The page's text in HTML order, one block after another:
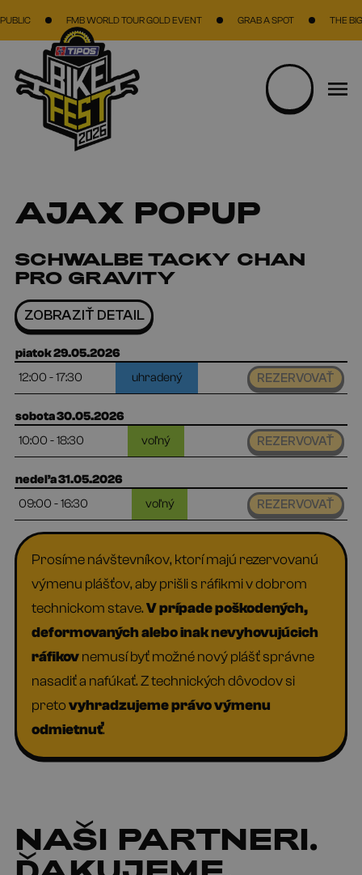
FMB WORLD TOUR GOLD EVENT GRAB A SPOT THE
AJAX POPUP
SCHWALBE TACKY CHAN
PRO GRAVITY
ZOBRAZIŤ DETAIL
piatok 29.05.2026
12:00 - 17:30
uhradený REZERVOVAŤ
sobota 30.05.2026
10:00 - 18:30
voľný REZERVOVAŤ
nedeľa 31.05.2026
09:00 - 16:30
voľný REZERVOVAŤ
Prosíme návštevníkov, ktorí majú rezervovanú
výmenu plášťov, aby prišli s ráfikmi v dobrom
technickom stave.V prípade poškodených,
deformovaných alebo inak nevyhovujúcich
ráfikovnemusí byť možné nový plášť správne
nasadiť a nafúkať. Z technických dôvodov si
pretovyhradzujeme právo výmenu
odmietnuť.
NAŠI PARTNERI.